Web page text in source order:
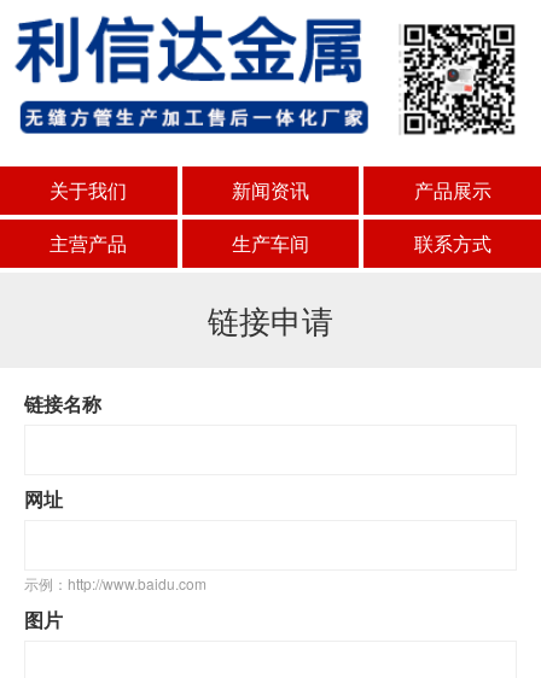
关于我们 新闻资讯
产品展示
主营产品
生产车间 联系方式
链接申请
链接名称
网址
示例：http://www.baidu.com
图片